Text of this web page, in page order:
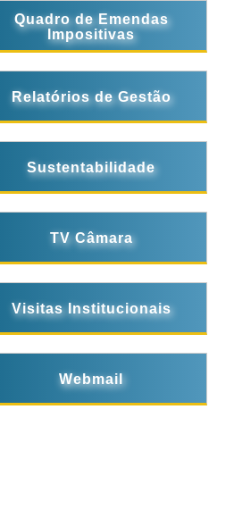
Quadro de Emendas
Impositivas
Relatórios de Gestão
Sustentabilidade
TV Câmara
Visitas Institucionais
Webmail